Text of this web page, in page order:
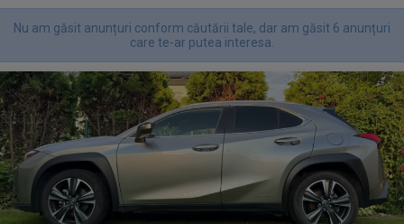
Nu am găsit anunțuri conform căutării tale, dar am găsit 6 anunțuri
care te-ar putea interesa.